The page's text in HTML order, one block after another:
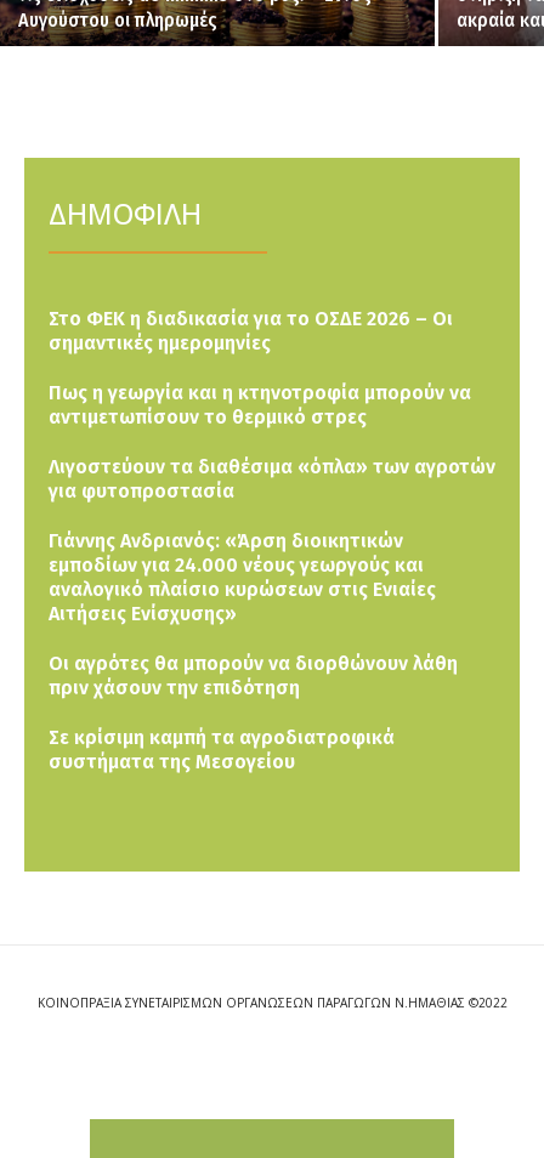
Αυγούστου οι πληρωμές
ακραία
ΔΗΜΟΦΙΛΗ
Στο ΦΕΚ η διαδικασία για το ΟΣΔΕ 2026 – Οι
σημαντικές ημερομηνίες
Πως η γεωργία και η κτηνοτροφία μπορούν να
αντιμετωπίσουν το θερμικό στρες
Λιγοστεύουν τα διαθέσιμα «όπλα» των αγροτών
για φυτοπροστασία
Γιάννης Ανδριανός: «Άρση διοικητικών
εμποδίων για 24.000 νέους γεωργούς και
αναλογικό πλαίσιο κυρώσεων στις Ενιαίες
Αιτήσεις Ενίσχυσης»
Οι αγρότες θα μπορούν να διορθώνουν λάθη
πριν χάσουν την επιδότηση
Σε κρίσιμη καμπή τα αγροδιατροφικά
συστήματα της Μεσογείου
ΚΟΙΝΟΠΡΑΞΙΑ ΣΥΝΕΤΑΙΡΙΣΜΩΝ ΟΡΓΑΝΩΣΕΩΝ ΠΑΡΑΓΩΓΩΝ Ν.ΗΜΑΘΙΑΣ ©2022